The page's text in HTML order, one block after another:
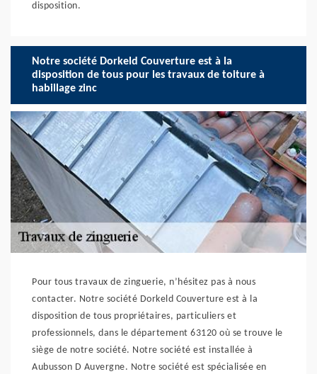
disposition.
Notre société Dorkeld Couverture est à la
disposition de tous pour les travaux de toiture à
habillage zinc
Pour tous travaux de zinguerie, n’hésitez pas à nous
contacter. Notre société Dorkeld Couverture est à la
disposition de tous propriétaires, particuliers et
professionnels, dans le département 63120 où se trouve le
siège de notre société. Notre société est installée à
Aubusson D Auvergne. Notre société est spécialisée en